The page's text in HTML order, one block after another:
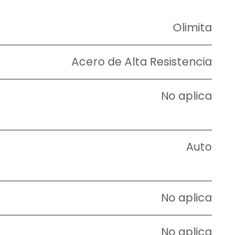
Olimita
Acero de Alta Resistencia
No aplica
Auto
No aplica